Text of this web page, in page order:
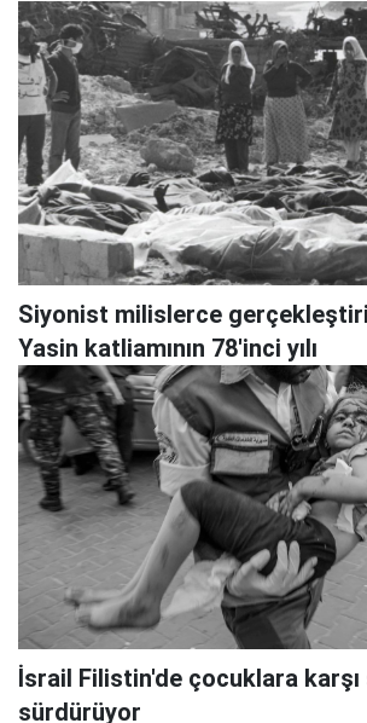
Siyonist milislerce
Yasin katliamının 78'inci yılı
İsrail Filistin'de çocuklara karşı
sürdürüyor